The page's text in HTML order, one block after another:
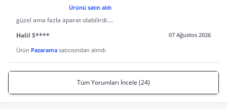
Ürünü satın aldı
güzel ama fazla aparat olabilirdi....
Halil S****
07 Ağustos 2026
Ürün Pazarama satıcısından alındı
Tüm Yorumları İncele (24)